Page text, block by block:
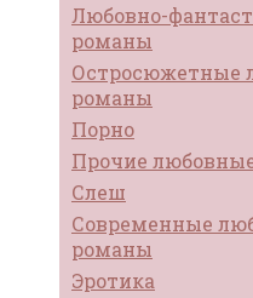
Любовно-
романы
Остросюжетные
романы
Порно
Прочие
Слеш
Современные
романы
Эротика